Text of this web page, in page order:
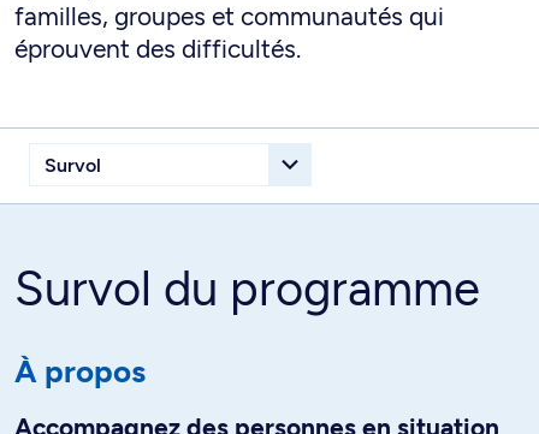
familles, groupes et communautés qui
éprouvent des difficultés.
Survol du programme
À propos
Accompagnez des personnes en situation